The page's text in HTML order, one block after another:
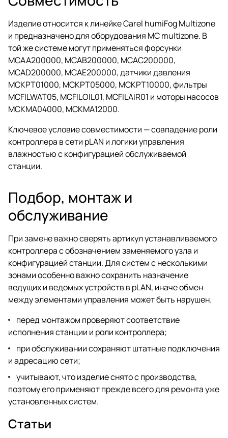
Изделие относится к линейке Carel humiFog Multizone
и предназначено для оборудования MC multizone. В
той же системе могут применяться форсунки
MCAA200000, MCAB200000, MCAC200000,
MCAD200000, MCAE200000, датчики давления
MCKPT01000, MCKPT05000, MCKPT10000, фильтры
MCFILWAT05, MCFILOIL01, MCFILAIR01 и моторы насосов
MCKMA04000, MCKMA12000.
Ключевое условие совместимости — совпадение роли
контроллера в сети pLAN и логики управления
влажностью с конфигурацией обслуживаемой
станции.
Подбор, монтаж и
обслуживание
При замене важно сверять артикул устанавливаемого
контроллера с обозначением заменяемого узла и
конфигурацией станции. Для систем с несколькими
зонами особенно важно сохранить назначение
ведущих и ведомых устройств в pLAN, иначе обмен
между элементами управления может быть нарушен.
перед монтажом проверяют соответствие
исполнения станции и роли контроллера;
при обслуживании сохраняют штатные подключения
и адресацию сети;
учитывают, что изделие снято с производства,
поэтому его применяют прежде всего для ремонта уже
установленных систем.
Статьи